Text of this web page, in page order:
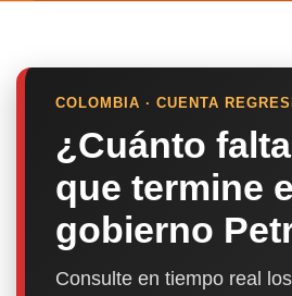
COLOMBIA · CUENTA
¿Cuánto
que termine el
gobierno
Consulte en tiempo real